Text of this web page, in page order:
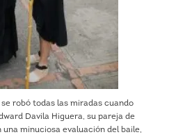
robó todas las miradas cuando
Davila Higuera, su pareja de
una minuciosa evaluación del baile,